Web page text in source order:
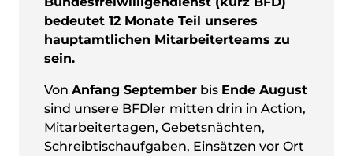
bedeutet 12 Monate Teil unseres
hauptamtlichen Mitarbeiterteams zu
sein.
Von Anfang September bis Ende August
sind unsere BFDler mitten drin in Action,
Mitarbeitertagen, Gebetsnächten,
Schreibtischaufgaben, Einsätzen vor Ort